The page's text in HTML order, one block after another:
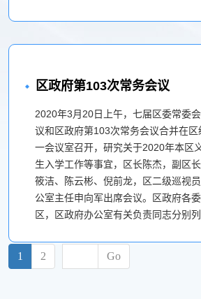
区政府第103次常务会议
2020年3月20日上午，七届区委常委
议和区政府第103次常务会议合并在
一会议室召开，研究关于2020年本区
生入学工作等事宜，区长陈杰，副区
筱洁、陈云彬、倪前龙，区二级巡视
公室主任申向军出席会议。区政府各
区，区政府办公室有关负责同志分别
1 2 Go